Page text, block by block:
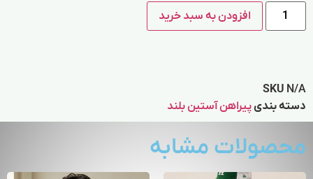
افزودن به سبد خرید
SKU N/A
دسته بندیپیراهن آستین بلند
محصولات مشابه